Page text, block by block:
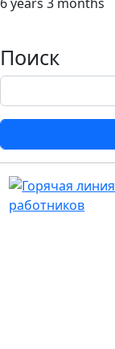
6 years 3 months
Поиск
Поиск